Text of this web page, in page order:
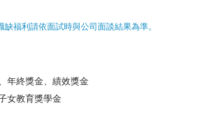
福利請依面試時與公司面談結果為準。
年終獎金、績效獎金
女教育獎學金